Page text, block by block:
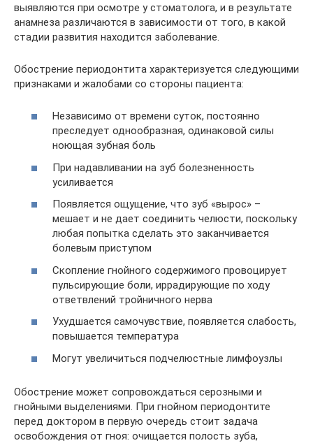
выявляются при осмотре у стоматолога, и в результате
анамнеза различаются в зависимости от того, в какой
стадии развития находится заболевание.
Обострение периодонтита характеризуется следующими
признаками и жалобами со стороны пациента:
Независимо от времени суток, постоянно
преследует однообразная, одинаковой силы
ноющая зубная боль
При надавливании на зуб болезненность
усиливается
Появляется ощущение, что зуб «вырос» –
мешает и не дает соединить челюсти, поскольку
любая попытка сделать это заканчивается
болевым приступом
Скопление гнойного содержимого провоцирует
пульсирующие боли, иррадирующие по ходу
ответвлений тройничного нерва
Ухудшается самочувствие, появляется слабость,
повышается температура
Могут увеличиться подчелюстные лимфоузлы
Обострение может сопровождаться серозными и
гнойными выделениями. При гнойном периодонтите
перед доктором в первую очередь стоит задача
освобождения от гноя: очищается полость зуба,